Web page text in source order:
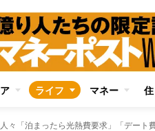
ライフ マネー
々「泊まったら光熱費要求」「デート